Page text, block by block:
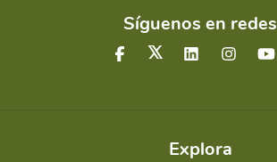
Síguenos en redes
Explora